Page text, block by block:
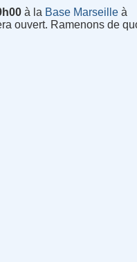
à la Base Marseille à
ouvert. Ramenons de